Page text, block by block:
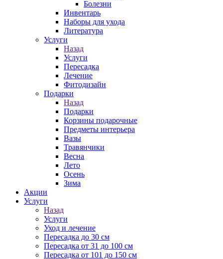
Болезни
Инвентарь
Наборы для ухода
Литература
Услуги
Назад
Услуги
Пересадка
Лечение
Фитодизайн
Подарки
Назад
Подарки
Корзины подарочные
Предметы интерьера
Вазы
Травянчики
Весна
Лето
Осень
Зима
Акции
Услуги
Назад
Услуги
Уход и лечение
Пересадка до 30 см
Пересадка от 31 до 100 см
Пересадка от 101 до 150 см